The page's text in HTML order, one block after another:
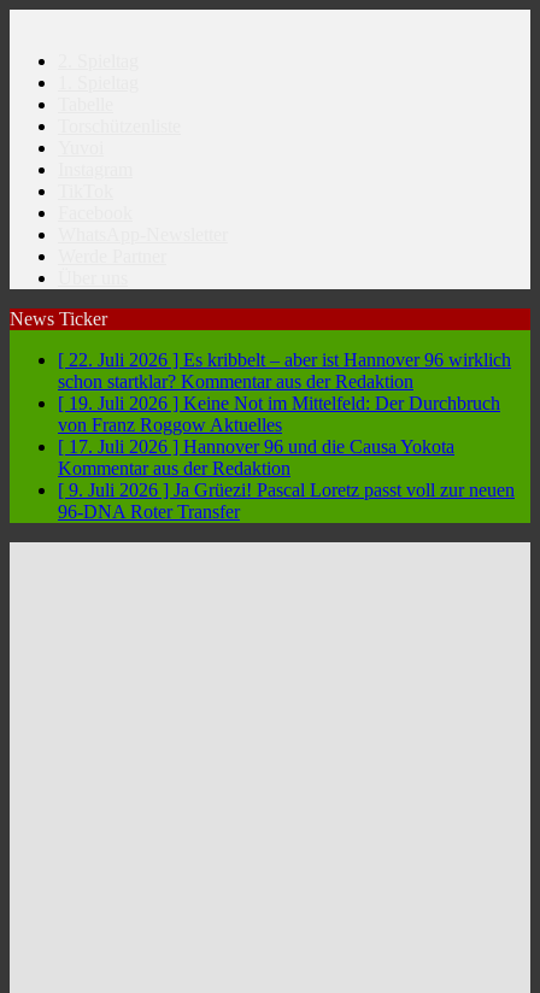
News Ticker
[ 22. Juli 2026 ] Es kribbelt – aber ist Hannover 96 wirklich
schon startklar? Kommentar aus der Redaktion
[ 19. Juli 2026 ] Keine Not im Mittelfeld: Der Durchbruch
von Franz Roggow Aktuelles
[ 17. Juli 2026 ] Hannover 96 und die Causa Yokota
Kommentar aus der Redaktion
[ 9. Juli 2026 ] Ja Grüezi! Pascal Loretz passt voll zur neuen
96-DNA Roter Transfer